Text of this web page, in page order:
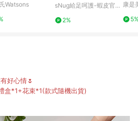
Watsons
鬆 舒緩肌肉緊繃 修飾
久坐、工作者 台灣製
sNug給足呵護-蝦皮官方
2%
康是
好心情🌷
盒*1+花束*1(款式隨機出貨)